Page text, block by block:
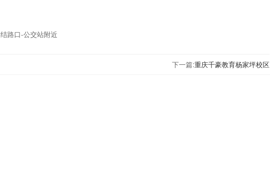
路口-公交站附近
下一篇:重庆千豪教育杨家坪校区